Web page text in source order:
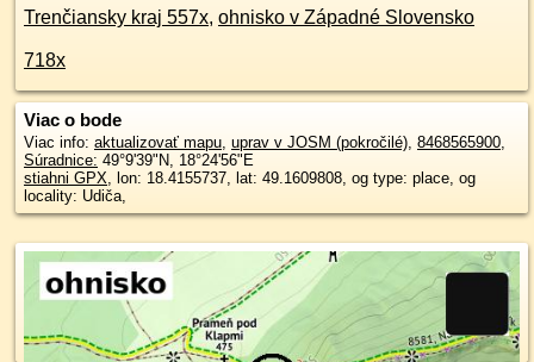
Trenčiansky kraj 557x, ohnisko v Západné Slovensko
718x
Viac o bode
Viac info: aktualizovať mapu, uprav v JOSM (pokročilé), 8468565900,
Súradnice: 49°9'39"N, 18°24'56"E
stiahni GPX, lon: 18.4155737, lat: 49.1609808, og type: place, og
locality: Udiča,